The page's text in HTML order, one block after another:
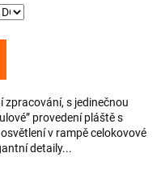
zpracování, s jedinečnou
provedení pláště s
v rampě celokovové
detaily...